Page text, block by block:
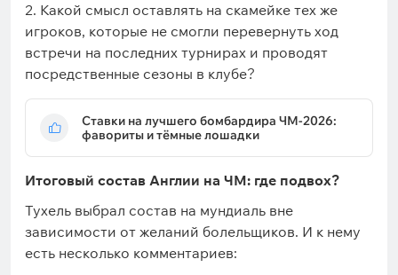
2. Какой смысл оставлять на скамейке тех же
игроков, которые не смогли перевернуть ход
встречи на последних турнирах и проводят
посредственные сезоны в клубе?
Ставки на лучшего бомбардира ЧМ-2026:
фавориты и тёмные лошадки
Итоговый состав Англии на ЧМ: где подвох?
Тухель выбрал состав на мундиаль вне
зависимости от желаний болельщиков. И к нему
есть несколько комментариев: